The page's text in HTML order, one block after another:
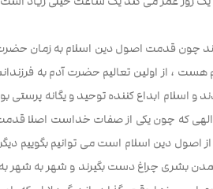
، از اولین تعالیم حضرت آدم به
و اسلام ابداع کننده توحید و یگانه
الهی که چون یکی از صفات خداست اصلا
دین اسلام است می توانیم بگوییم دیگر
بشری چراغ دست بگیرند و شهر به شهر